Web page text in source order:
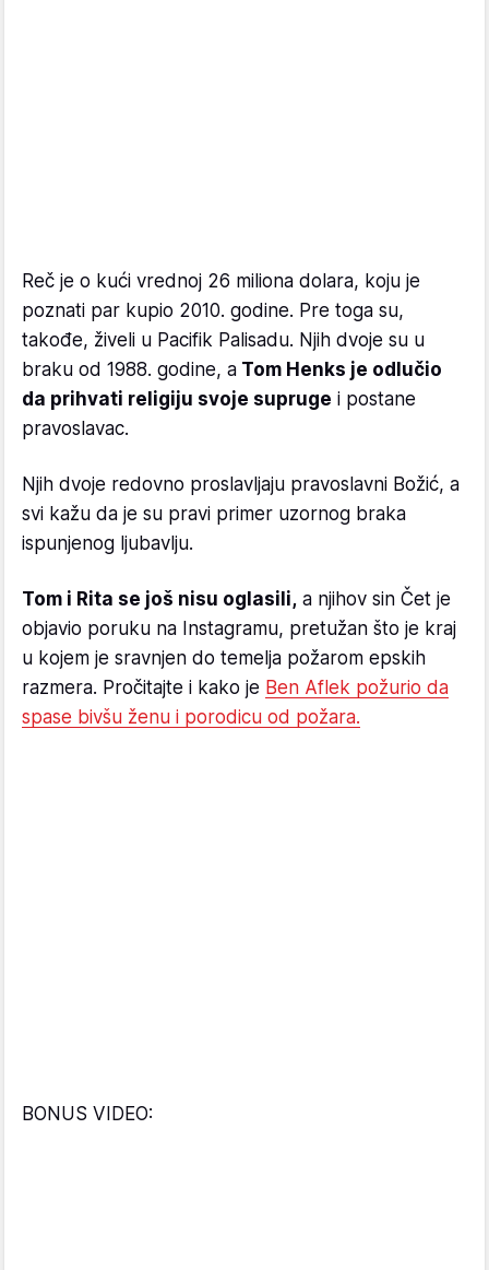
Reč je o kući vrednoj 26 miliona dolara, koju je
poznati par kupio 2010. godine. Pre toga su,
takođe, živeli u Pacifik Palisadu. Njih dvoje su u
braku od 1988. godine, a Tom Henks je odlučio
da prihvati religiju svoje supruge i postane
pravoslavac.
Njih dvoje redovno proslavljaju pravoslavni Božić, a
svi kažu da je su pravi primer uzornog braka
ispunjenog ljubavlju.
Tom i Rita se još nisu oglasili, a njihov sin Čet je
objavio poruku na Instagramu, pretužan što je kraj
u kojem je sravnjen do temelja požarom epskih
razmera. Pročitajte i kako je Ben Aflek požurio da
spase bivšu ženu i porodicu od požara.
BONUS VIDEO: